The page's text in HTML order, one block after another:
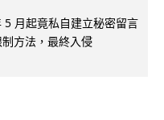
月起竟私自建立秘密留言
方法，最終入侵